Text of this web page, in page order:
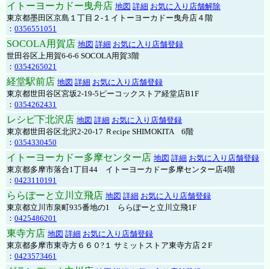
イトーヨーカドー曳舟店 地図 詳細 お気に入り店舗解除
東京都墨田区京島１丁目２-１イトーヨーカドー曳舟店４階
： 0356551051
SOCOLA用賀店 地図 詳細 お気に入り店舗登録
世田谷区上用賀6-6-6 SOCOLA用賀3階
： 0354265021
経堂駅前店 地図 詳細 お気に入り店舗登録
東京都世田谷区宮坂2-19-5ピーコックストア経堂店B1F
： 0354262431
レシピ下北沢店 地図 詳細 お気に入り店舗登録
東京都世田谷区北沢2-20-17 Ｒecipe SHIMOKITA 6階
： 0354330450
イトーヨーカドー多摩センター店 地図 詳細 お気に入り店舗登録
東京都多摩市落合1丁目44 イトーヨーカドー多摩センター店4階
： 0423110191
ららぽーと立川立飛店 地図 詳細 お気に入り店舗登録
東京都立川市泉町935番地の1 ららぽーと立川立飛1F
： 0425486201
東寺方店 地図 詳細 お気に入り店舗登録
東京都多摩市東寺方６６０?１ サミットストア東寺方店２F
： 0423573461